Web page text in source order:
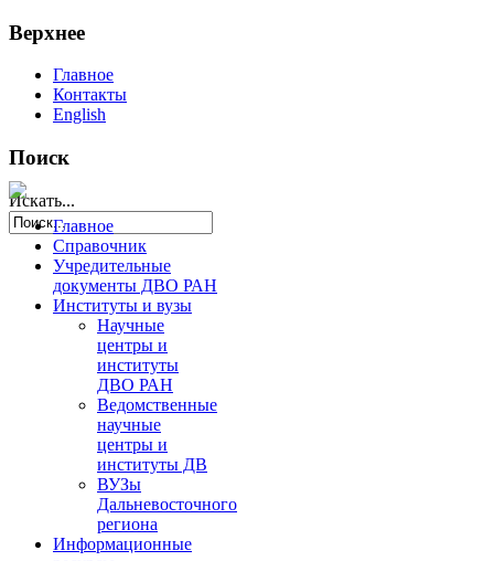
Верхнее
Главное
Контакты
English
Поиск
Искать...
Главное
Справочник
Учредительные
документы ДВО РАН
Институты и вузы
Научные
центры и
институты
ДВО РАН
Ведомственные
научные
центры и
институты ДВ
ВУЗы
Дальневосточного
региона
Информационные